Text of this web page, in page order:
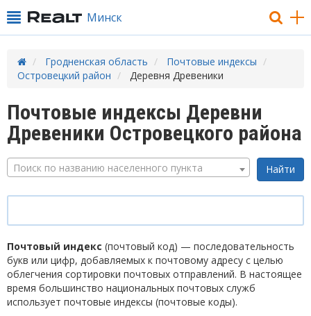
Минск
Гродненская область
Почтовые индексы
Островецкий район
Деревня Древеники
Почтовые индексы Деревни
Древеники Островецкого района
Поиск по названию населенного пункта
Почтовый индекс (почтовый код) — последовательность
букв или цифр, добавляемых к почтовому адресу с целью
облегчения сортировки почтовых отправлений. В настоящее
время большинство национальных почтовых служб
использует почтовые индексы (почтовые коды).